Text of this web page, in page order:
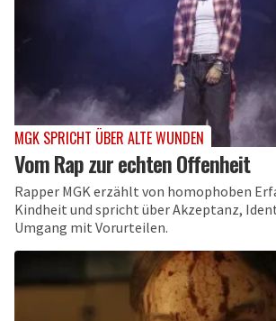
MGK SPRICHT ÜBER ALTE WUNDEN
Vom Rap zur echten Offenheit
Rapper MGK erzählt von homophoben
Kindheit und spricht über Akzeptanz,
Umgang mit Vorurteilen.